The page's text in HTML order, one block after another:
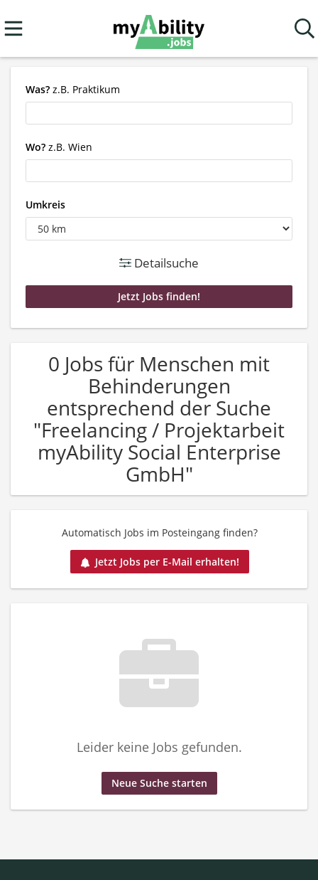
Was? z.B. Praktikum
Wo? z.B. Wien
Umkreis
Detailsuche
0 Jobs für Menschen mit
Behinderungen
entsprechend der Suche
"Freelancing / Projektarbeit
myAbility Social Enterprise
GmbH"
Automatisch Jobs im Posteingang finden?
Jetzt Jobs per E-Mail erhalten!
Leider keine Jobs gefunden.
Neue Suche starten